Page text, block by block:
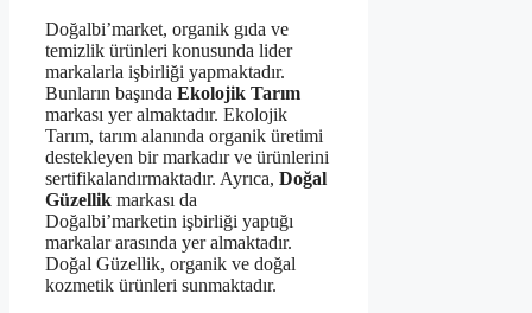
Doğalbi’market, organik gıda ve
temizlik ürünleri konusunda lider
markalarla işbirliği yapmaktadır.
Bunların başında Ekolojik Tarım
markası yer almaktadır. Ekolojik
Tarım, tarım alanında organik üretimi
destekleyen bir markadır ve ürünlerini
sertifikalandırmaktadır. Ayrıca, Doğal
Güzellik markası da
Doğalbi’marketin işbirliği yaptığı
markalar arasında yer almaktadır.
Doğal Güzellik, organik ve doğal
kozmetik ürünleri sunmaktadır.